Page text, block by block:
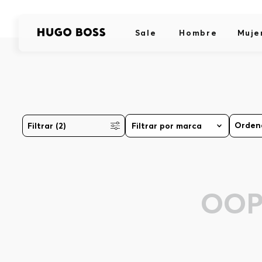
Sale Hombre
Filtrar (2) Filtrar por marca